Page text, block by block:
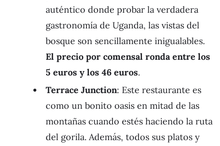
auténtico donde probar la verdadera
gastronomía de Uganda, las vistas del
bosque son sencillamente inigualables.
El precio por comensal ronda entre los
5 euros y los 46 euros.
Terrace Junction: Este restaurante es
como un bonito oasis en mitad de las
montañas cuando estés haciendo la ruta
del gorila. Además, todos sus platos y